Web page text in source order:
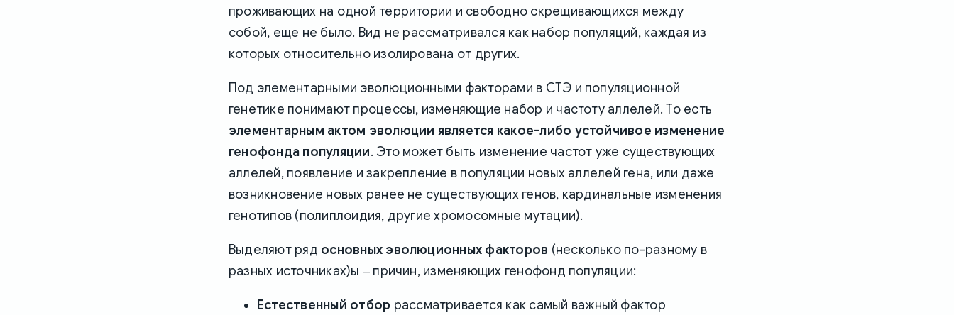
проживающих на одной территории и свободно скрещивающихся между
собой, еще не было. Вид не рассматривался как набор популяций, каждая из
которых относительно изолирована от других.
Под элементарными эволюционными факторами в СТЭ и популяционной
генетике понимают процессы, изменяющие набор и частоту аллелей. То есть
элементарным актом эволюции является какое-либо устойчивое изменение
генофонда популяции. Это может быть изменение частот уже существующих
аллелей, появление и закрепление в популяции новых аллелей гена, или даже
возникновение новых ранее не существующих генов, кардинальные изменения
генотипов (полиплоидия, другие хромосомные мутации).
Выделяют ряд основных эволюционных факторов (несколько по-разному в
разных источниках)ы ‒ причин, изменяющих генофонд популяции:
Естественный отбор рассматривается как самый важный фактор